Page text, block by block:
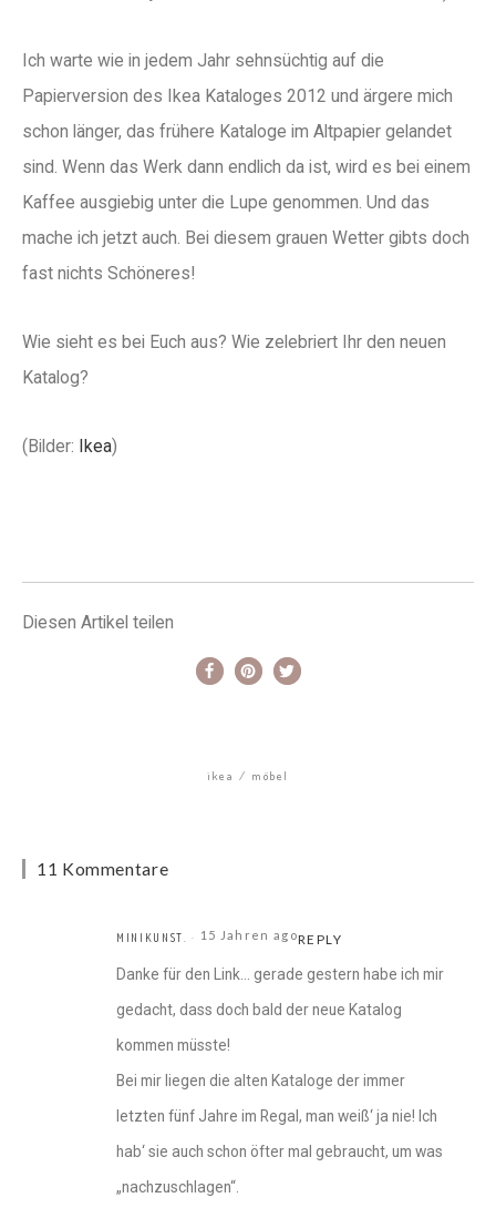
Ich warte wie in jedem Jahr sehnsüchtig auf die
Papierversion des Ikea Kataloges 2012 und ärgere mich
schon länger, das frühere Kataloge im Altpapier gelandet
sind. Wenn das Werk dann endlich da ist, wird es bei einem
Kaffee ausgiebig unter die Lupe genommen. Und das
mache ich jetzt auch. Bei diesem grauen Wetter gibts doch
fast nichts Schöneres!
Wie sieht es bei Euch aus? Wie zelebriert Ihr den neuen
Katalog?
(Bilder: Ikea)
Diesen Artikel teilen
ikea möbel
11 Kommentare
MINIKUNST. 15 Jahren agoREPLY
Danke für den Link… gerade gestern habe ich mir
gedacht, dass doch bald der neue Katalog
kommen müsste!
Bei mir liegen die alten Kataloge der immer
letzten fünf Jahre im Regal, man weiß‘ ja nie! Ich
hab‘ sie auch schon öfter mal gebraucht, um was
„nachzuschlagen“.